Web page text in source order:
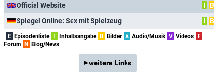
Official Website
I
B
Spiegel Online: Sex mit Spielzeug
I B
E Episodenliste Inhaltsangabe B Bilder A Audio/Musik V Videos
F
Forum
N Blog/News
weitere Links